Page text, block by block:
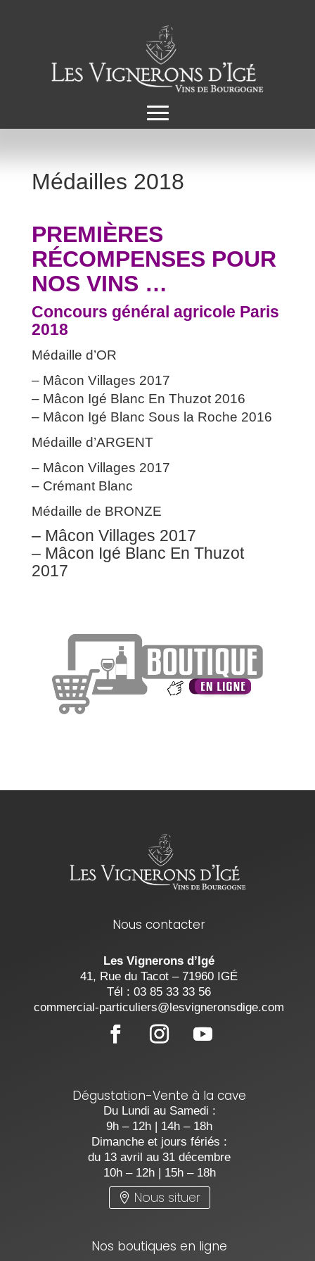
Médailles 2018
PREMIÈRES
RÉCOMPENSES POUR
NOS VINS …
Concours général agricole Paris
2018
Médaille d’OR
– Mâcon Villages 2017
– Mâcon Igé Blanc En Thuzot 2016
– Mâcon Igé Blanc Sous la Roche 2016
Médaille d’ARGENT
– Mâcon Villages 2017
– Crémant Blanc
Médaille de BRONZE
– Mâcon Villages 2017
– Mâcon Igé Blanc En Thuzot
2017
Nous contacter
Les Vignerons d’Igé
41, Rue du Tacot – 71960 IGÉ
Tél : 03 85 33 33 56
commercial-particuliers@lesvigneronsdige.com
Dégustation-Vente à la cave
Du Lundi au Samedi :
9h – 12h | 14h – 18h
Dimanche et jours fériés :
du 13 avril au 31 décembre
10h – 12h | 15h – 18h
Nous situer
Nos boutiques en ligne